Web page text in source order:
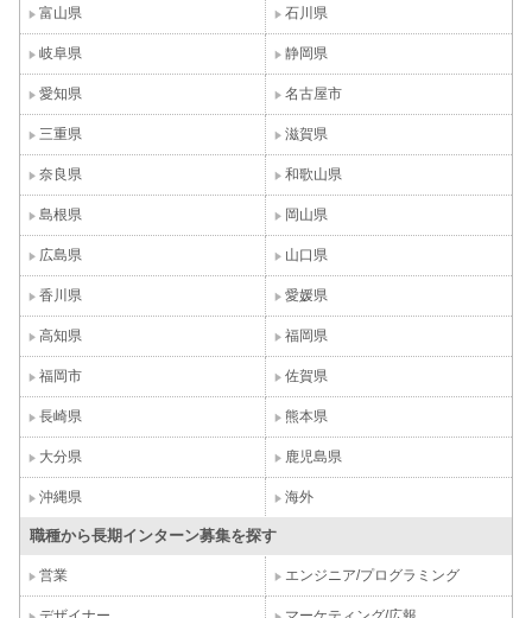
富山県 石川県
岐阜県 静岡県
愛知県 名古屋市
三重県 滋賀県
奈良県 和歌山県
島根県 岡山県
広島県 山口県
香川県 愛媛県
高知県 福岡県
福岡市 佐賀県
長崎県 熊本県
大分県 鹿児島県
沖縄県 海外
職種から長期インターン募集を探す
営業 エンジニア/プログラミング